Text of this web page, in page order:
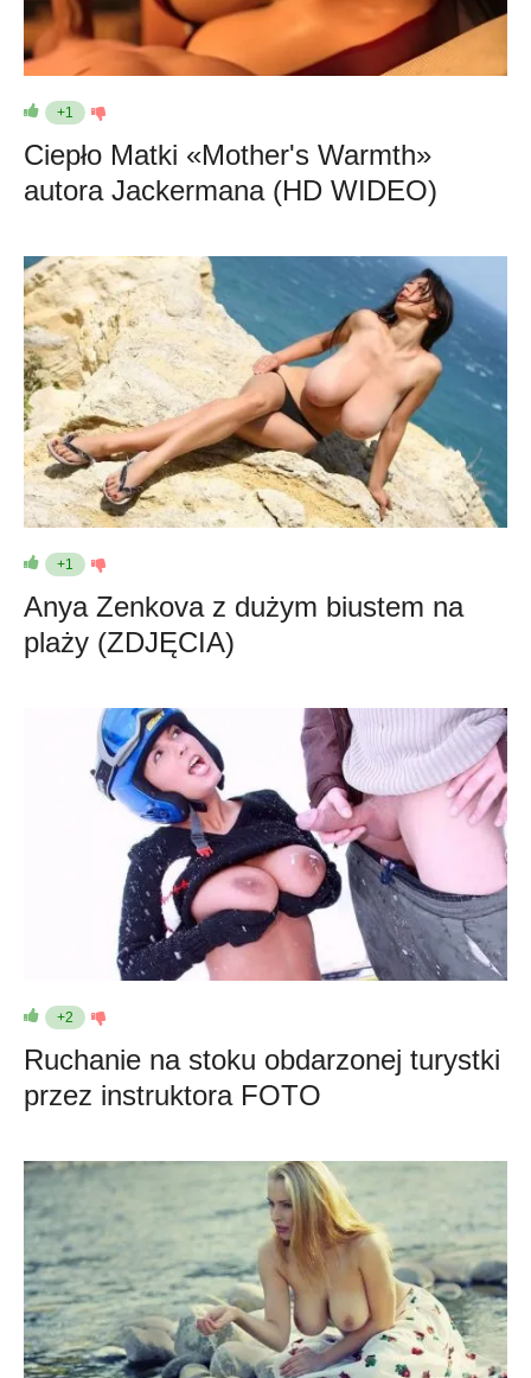
+1
Ciepło Matki «Mother's Warmth»
autora Jackermana (HD WIDEO)
+1
Anya Zenkova z dużym biustem na
plaży (ZDJĘCIA)
+2
Ruchanie na stoku obdarzonej turystki
przez instruktora FOTO